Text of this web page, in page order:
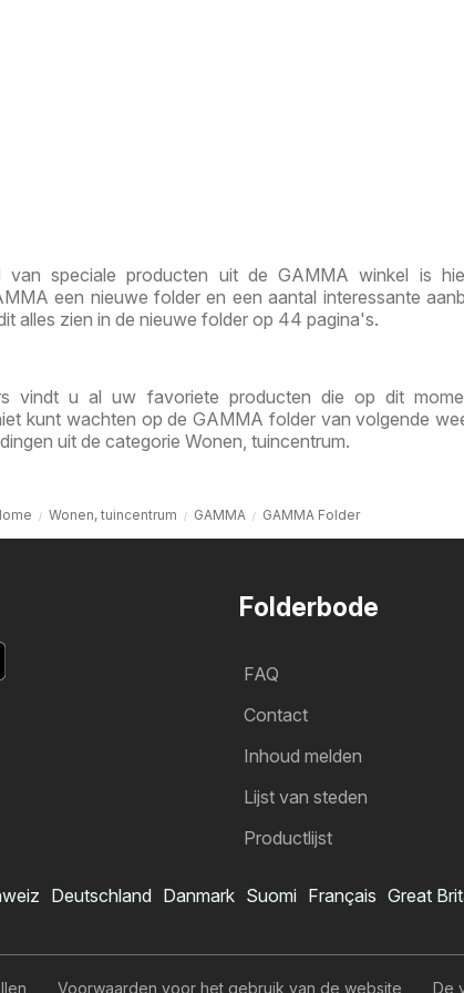
GAMMA folder
Ik wil me abonneren op de folder
van speciale producten uit de GAMMA winkel is
een nieuwe folder en een aantal interessante
alles zien in de nieuwe folder op 44 pagina's.
vindt u al uw favoriete producten die op dit
kunt wachten op de GAMMA folder van volgende
uit de categorie Wonen, tuincentrum.
Wonen, tuincentrum GAMMA GAMMA Folder
Folderbode
FAQ
Contact
Inhoud melden
Lijst van steden
Productlijst
Deutschland Danmark Suomi Français Great
Voorwaarden voor het gebruik van de website De